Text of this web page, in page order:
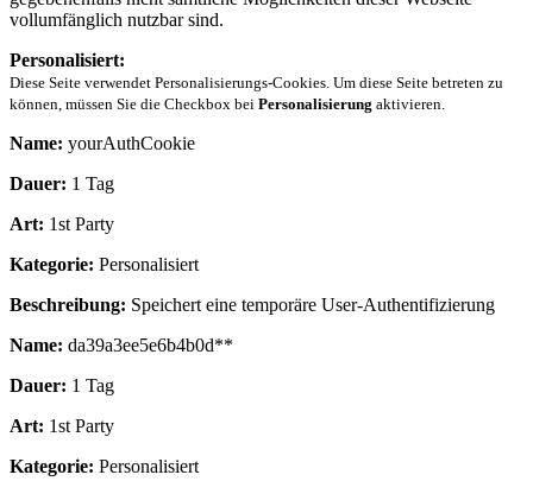
vollumfänglich nutzbar sind.
Personalisiert:
Diese Seite verwendet Personalisierungs-Cookies. Um diese Seite betreten zu
können, müssen Sie die Checkbox bei Personalisierung aktivieren.
Name: yourAuthCookie
Dauer: 1 Tag
Art: 1st Party
Kategorie: Personalisiert
Beschreibung: Speichert eine temporäre User-Authentifizierung
Name: da39a3ee5e6b4b0d**
Dauer: 1 Tag
Art: 1st Party
Kategorie: Personalisiert